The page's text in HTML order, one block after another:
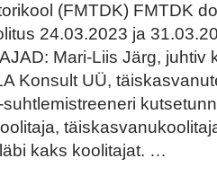
(FMTDK) FMTDK
24.03.2023 ja
Mari-Liis Järg, juhtiv
Konsult UÜ,
kaks koolitajat. …